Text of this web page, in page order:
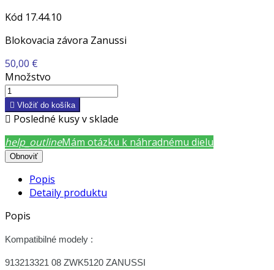
Kód 17.44.10
Blokovacia závora Zanussi
50,00 €
Množstvo
 Vložiť do košíka
 Posledné kusy v sklade
help_outlineMám otázku k náhradnému dielu
Popis
Detaily produktu
Popis
Kompatibilné modely :
913213321 08 ZWK5120 ZANUSSI